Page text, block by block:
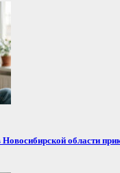
области